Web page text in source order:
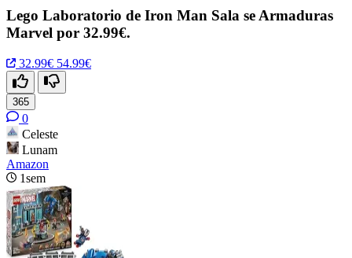
Lego Laboratorio de Iron Man Sala se Armaduras
Marvel por 32.99€.
32.99€ 54.99€
365
0
Celeste
Lunam
Amazon
1sem